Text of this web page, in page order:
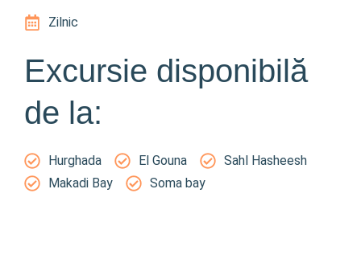
Zilnic
Excursie disponibilă
de la:
Hurghada El Gouna
Sahl Hasheesh
Makadi Bay
Soma bay